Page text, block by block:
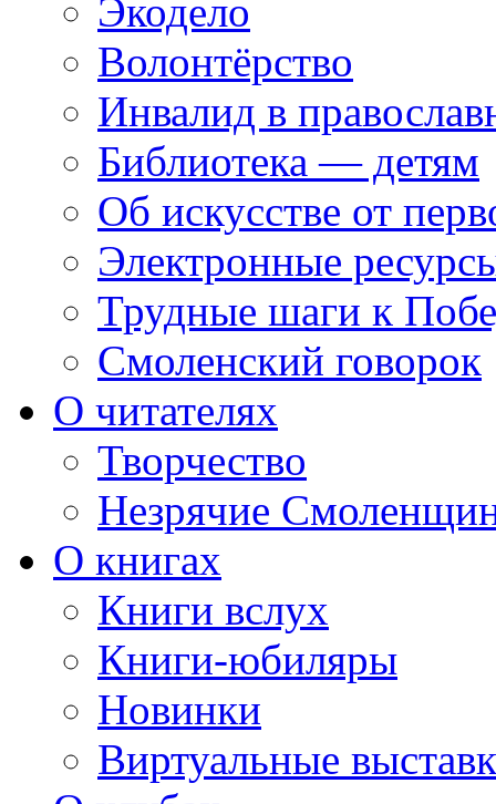
Экодело
Волонтёрство
Инвалид в
Библиотека — детям
Об искусстве от
Электронные
Трудные шаги к
Смоленский говорок
О читателях
Творчество
Незрячие
О книгах
Книги вслух
Книги-юбиляры
Новинки
Виртуальные